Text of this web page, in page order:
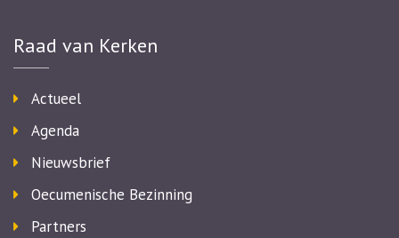
Raad van Kerken
Actueel
Agenda
Nieuwsbrief
Oecumenische Bezinning
Partners